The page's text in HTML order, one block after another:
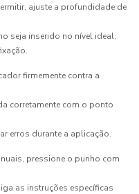
ajuste a profundidade de
seja inserido no nível ideal,
firmemente contra a
corretamente com o ponto
erros durante a aplicação.
pressione o punho com
as instruções específicas